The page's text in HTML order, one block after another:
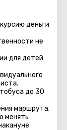
деньги
не
для детей
до 30
маршрута.
менять